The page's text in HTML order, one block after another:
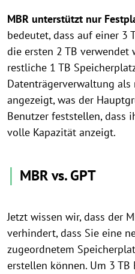
MBR unterstützt nur
bedeutet, dass auf einer 3
die ersten 2 TB verwendet
restliche 1 TB
Datenträgerverwaltung
angezeigt, was der
Benutzer feststellen, dass
volle Kapazität anzeigt.
MBR vs. GPT
Jetzt wissen wir, dass der
verhindert, dass Sie eine
zugeordnetem
erstellen können. Um 3